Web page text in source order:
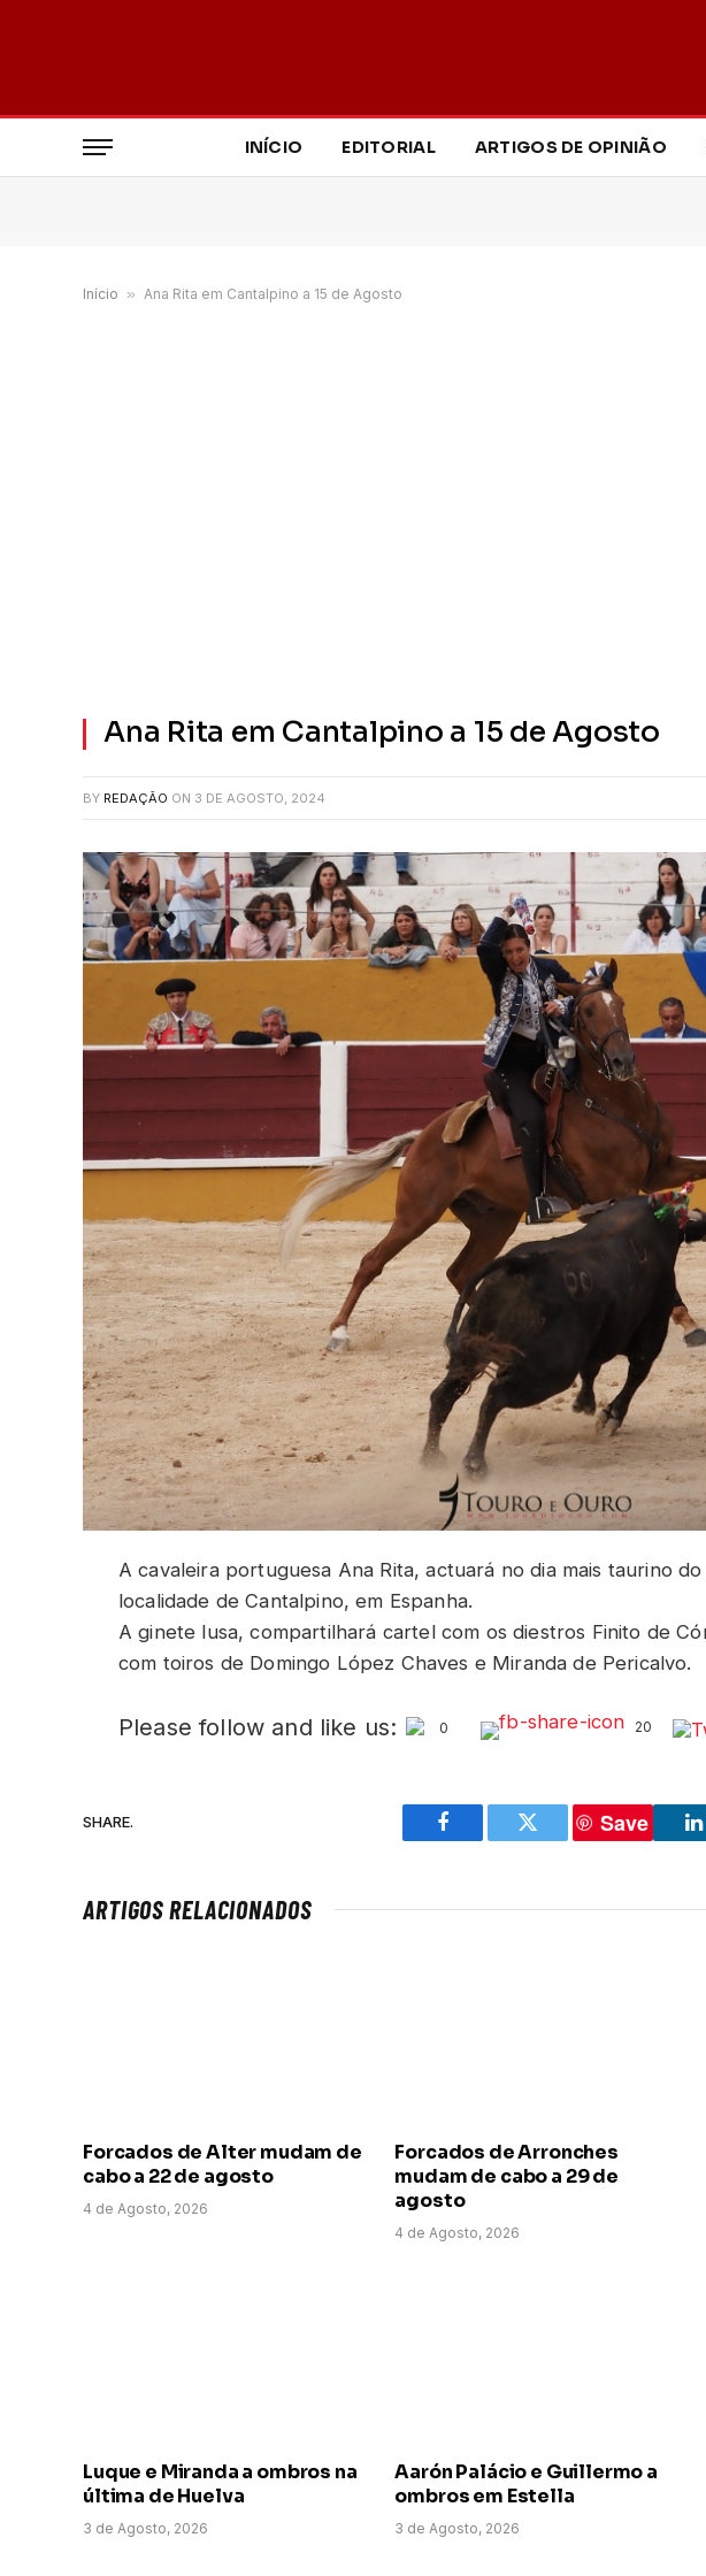
INÍCIO EDITORIAL ARTIGOS DE OPINIÃO
Início » Ana Rita em Cantalpino a 15 de Agosto
Ana Rita em Cantalpino a 15 de Agosto
BY REDAÇÃO ON 3 DE AGOSTO, 2024
A cavaleira portuguesa Ana Rita, actuará no dia mais taurino
localidade de Cantalpino, em Espanha.
A ginete lusa, compartilhará cartel com os diestros Finito de
com toiros de Domingo López Chaves e Miranda de Pericalvo.
Please follow and like us: 0 20
SHARE.
Facebook Twitter
Save
ARTIGOS RELACIONADOS
Forcados de Alter mudam de
cabo a 22 de agosto
4 de Agosto, 2026
Forcados de Arronches
mudam de cabo a 29 de
agosto
4 de Agosto, 2026
Luque e Miranda a ombros na
última de Huelva
3 de Agosto, 2026
Aarón Palácio e Guillermo a
ombros em Estella
3 de Agosto, 2026